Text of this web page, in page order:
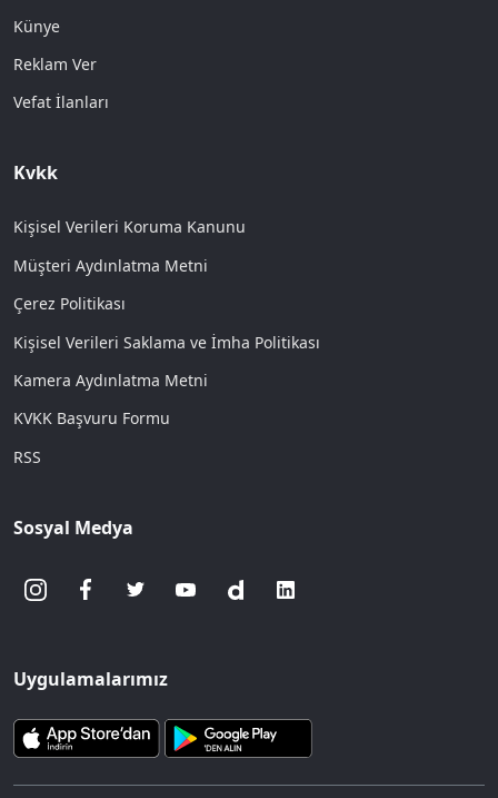
Künye
Reklam Ver
Vefat İlanları
Kvkk
Kişisel Verileri Koruma Kanunu
Müşteri Aydınlatma Metni
Çerez Politikası
Kişisel Verileri Saklama ve İmha Politikası
Kamera Aydınlatma Metni
KVKK Başvuru Formu
RSS
Sosyal Medya
Uygulamalarımız